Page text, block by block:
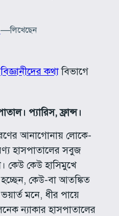
—লিখেছেন
বিজ্ঞানীদের কথাবিভাগে
প্যারিস, ফ্রান্স।
আনাগোনায় লোকে-
হাসপাতালের সবুজ
কেউ কেউ হাসিমুখে
কেউ-বা আতঙ্কিত
মনে, ধীর পায়ে
ন্যাকার হাসপাতালের